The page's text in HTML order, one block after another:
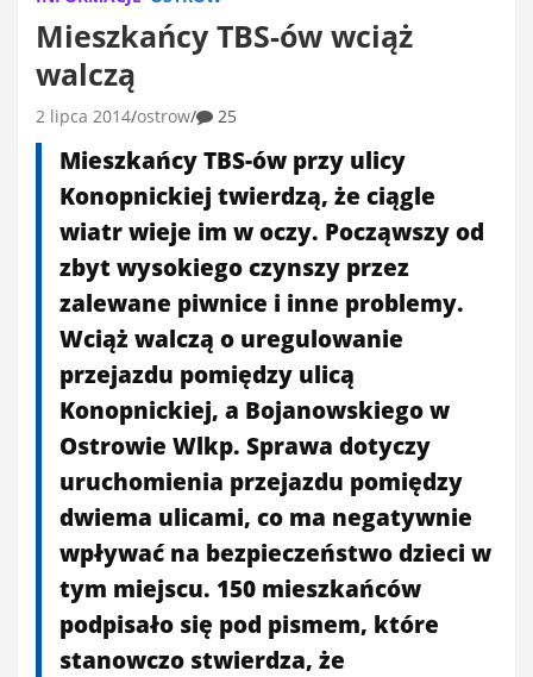
Mieszkańcy TBS-ów wciąż
walczą
2 lipca 2014 ostrow 25
Mieszkańcy TBS-ów przy ulicy
Konopnickiej twierdzą, że ciągle
wiatr wieje im w oczy. Począwszy od
zbyt wysokiego czynszy przez
zalewane piwnice i inne problemy.
Wciąż walczą o uregulowanie
przejazdu pomiędzy ulicą
Konopnickiej, a Bojanowskiego w
Ostrowie Wlkp. Sprawa dotyczy
uruchomienia przejazdu pomiędzy
dwiema ulicami, co ma negatywnie
wpływać na bezpieczeństwo dzieci w
tym miejscu. 150 mieszkańców
podpisało się pod pismem, które
stanowczo stwierdza, że